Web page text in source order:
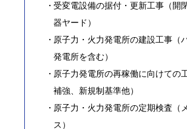
受変電設備の据付・更新工事（開
器ヤード）
原子力・火力発電所の建設工事（
発電所を含む）
原子力発電所の再稼働に向けての
補強、新規制基準他）
原子力・火力発電所の定期検査（
ス）